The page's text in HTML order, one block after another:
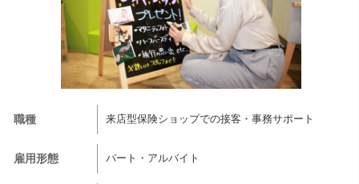
職種 来店型保険ショップでの接客・事務サポート
雇用形態 パート・アルバイト